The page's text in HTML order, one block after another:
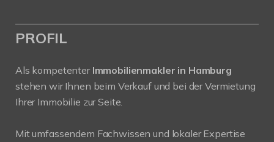
PROFIL
Als kompetenter Immobilienmakler in Hamburg
stehen wir Ihnen beim Verkauf und bei der Vermietung
Ihrer Immobilie zur Seite.
Mit umfassendem Fachwissen und lokaler Expertise